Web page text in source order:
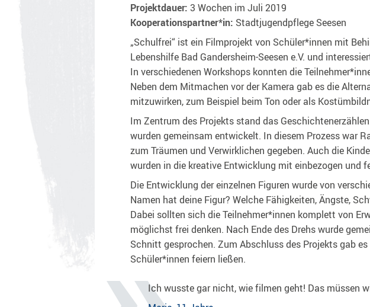
Projektdauer: 3 Wochen im Juli 2019
Kooperationspartner*in: Stadtjugendpflege Seesen
„Schulfrei“ ist ein Filmprojekt von Schüler*innen mit
Lebenshilfe Bad Gandersheim-Seesen e.V. und
In verschiedenen Workshops konnten die
Neben dem Mitmachen vor der Kamera gab es die
mitzuwirken, zum Beispiel beim Ton oder als
Im Zentrum des Projekts stand das
wurden gemeinsam entwickelt. In diesem Prozess war
zum Träumen und Verwirklichen gegeben. Auch die
wurden in die kreative Entwicklung mit einbezogen und
Die Entwicklung der einzelnen Figuren wurde von
Namen hat deine Figur? Welche Fähigkeiten, Ängste,
Dabei sollten sich die Teilnehmer*innen komplett von
möglichst frei denken. Nach Ende des Drehs wurde
Schnitt gesprochen. Zum Abschluss des Projekts gab
Schüler*innen feiern ließen.
Ich wusste gar nicht, wie filmen geht! Das müssen